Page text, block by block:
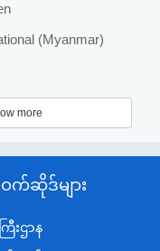
(Myanmar)
more
ဝက်ဆိုဒ်များ
ြီးဌာန